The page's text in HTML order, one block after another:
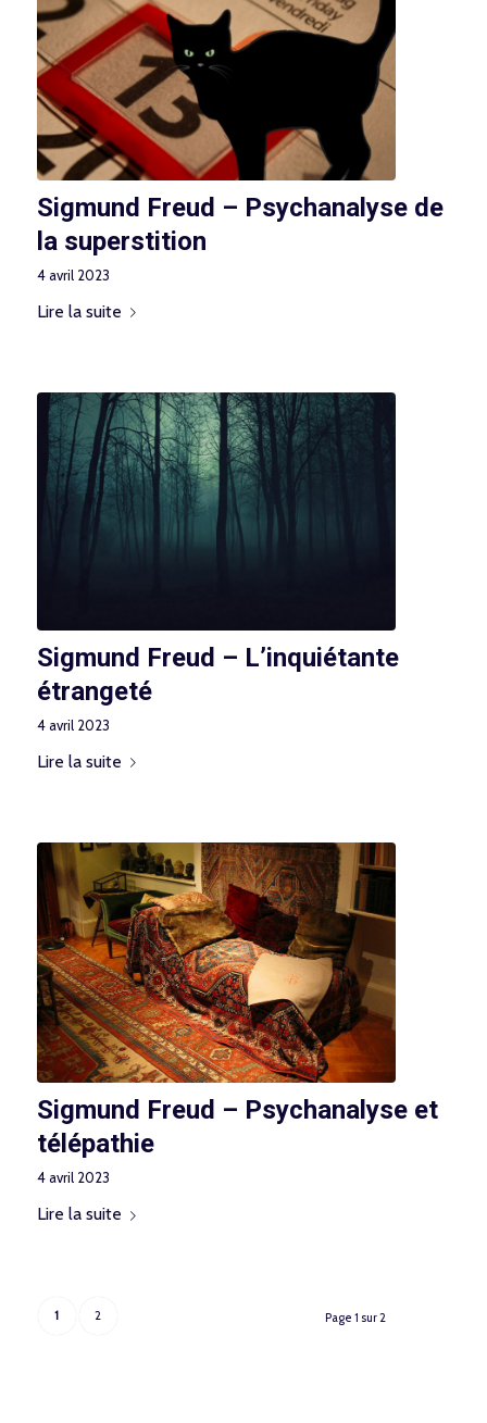
Sigmund Freud – Psychanalyse de
la superstition
4 avril 2023
Lire la suite
Sigmund Freud – L’inquiétante
étrangeté
4 avril 2023
Lire la suite
Sigmund Freud – Psychanalyse et
télépathie
4 avril 2023
Lire la suite
Page 1 sur 2
1 2